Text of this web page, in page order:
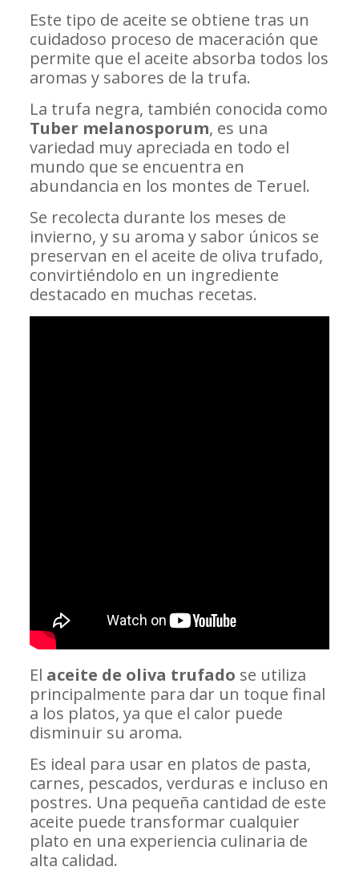
Este tipo de aceite se obtiene tras un
cuidadoso proceso de maceración que
permite que el aceite absorba todos los
aromas y sabores de la trufa.
La trufa negra, también conocida como
Tuber melanosporum, es una
variedad muy apreciada en todo el
mundo que se encuentra en
abundancia en los montes de Teruel.
Se recolecta durante los meses de
invierno, y su aroma y sabor únicos se
preservan en el aceite de oliva trufado,
convirtiéndolo en un ingrediente
destacado en muchas recetas.
El aceite de oliva trufado se utiliza
principalmente para dar un toque final
a los platos, ya que el calor puede
disminuir su aroma.
Es ideal para usar en platos de pasta,
carnes, pescados, verduras e incluso en
postres. Una pequeña cantidad de este
aceite puede transformar cualquier
plato en una experiencia culinaria de
alta calidad.